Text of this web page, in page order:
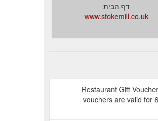
דף הבית
www.stokemill.co.uk
Restaurant Gift
vouchers are valid for